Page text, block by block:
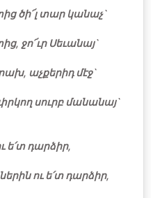
ծի՜լ տար կանաչ`
ջո՜ւր Սեւանայ`
աչքերիդ մէջ`
սուրբ մանանայ`
ե՛տ դարձիր,
ու ե՛տ դարձիր,